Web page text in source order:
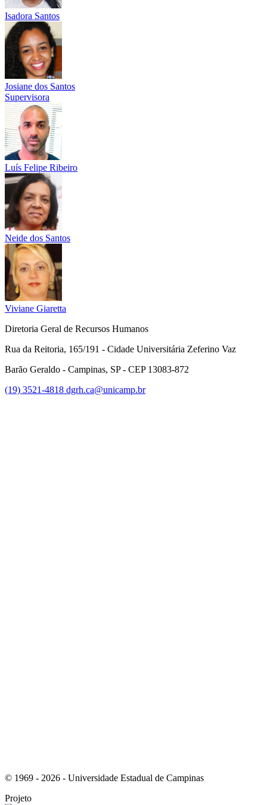
Isadora Santos
Josiane dos Santos
Supervisora
Luís Felipe Ribeiro
Neide dos Santos
Viviane Giaretta
Diretoria Geral de Recursos Humanos
Rua da Reitoria, 165/191 - Cidade Universitária Zeferino Vaz
Barão Geraldo - Campinas, SP - CEP 13083-872
(19) 3521-4818 dgrh.ca@unicamp.br
© 1969 - 2026 - Universidade Estadual de Campinas
Projeto